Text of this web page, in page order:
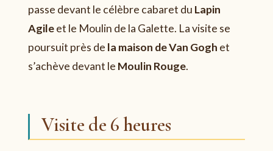
passe devant le célèbre cabaret du Lapin
Agileet le Moulin de la Galette. La visite se
poursuit près de la maison de Van Gogh et
s’achève devant le Moulin Rouge.
Visite de 6 heures